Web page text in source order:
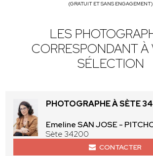
(GRATUIT ET SANS ENGAGEMENT)
LES
CORRESPONDANT À
SÉLECTION
PHOTOGRAPHE À SÈTE
Emeline SAN JOSE -
Sète 34200
CONTACTER